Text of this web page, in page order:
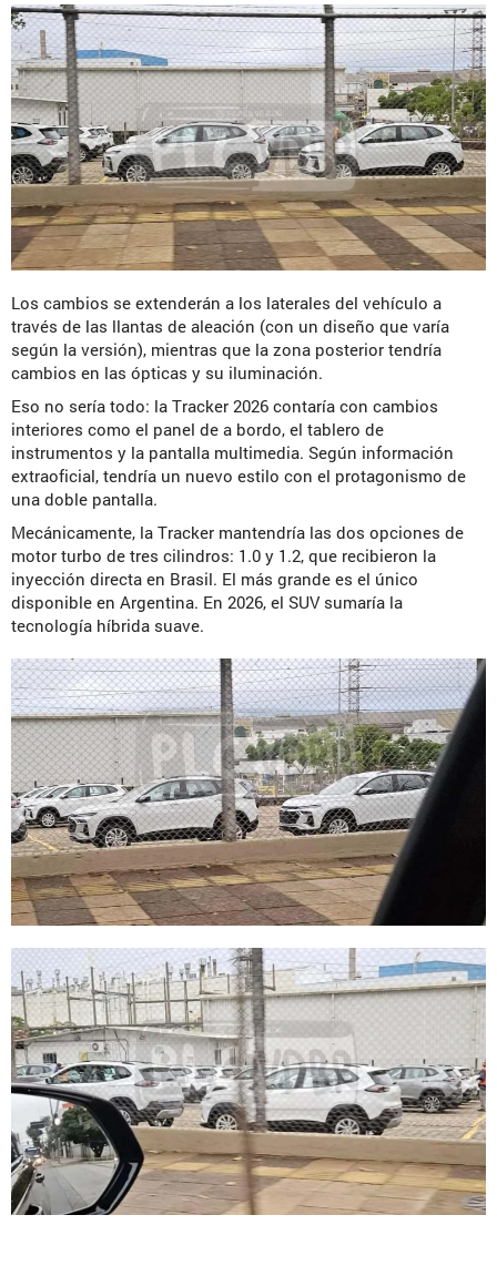
Los cambios se extenderán a los laterales del vehículo a
través de las llantas de aleación (con un diseño que varía
según la versión), mientras que la zona posterior tendría
cambios en las ópticas y su iluminación.
Eso no sería todo: la Tracker 2026 contaría con cambios
interiores como el panel de a bordo, el tablero de
instrumentos y la pantalla multimedia. Según información
extraoficial, tendría un nuevo estilo con el protagonismo de
una doble pantalla.
Mecánicamente, la Tracker mantendría las dos opciones de
motor turbo de tres cilindros: 1.0 y 1.2, que recibieron la
inyección directa en Brasil. El más grande es el único
disponible en Argentina. En 2026, el SUV sumaría la
tecnología híbrida suave.